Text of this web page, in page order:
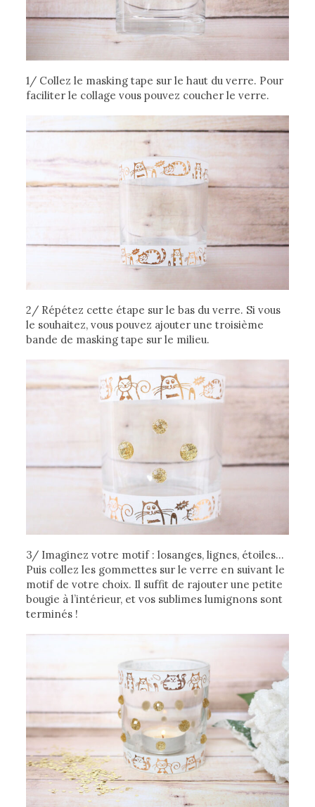
1/ Collez le masking tape sur le haut du verre. Pour
faciliter le collage vous pouvez coucher le verre.
2/ Répétez cette étape sur le bas du verre. Si vous
le souhaitez, vous pouvez ajouter une troisième
bande de masking tape sur le milieu.
3/ Imaginez votre motif : losanges, lignes, étoiles…
Puis collez les gommettes sur le verre en suivant le
motif de votre choix. Il suffit de rajouter une petite
bougie à l’intérieur, et vos sublimes lumignons sont
terminés !